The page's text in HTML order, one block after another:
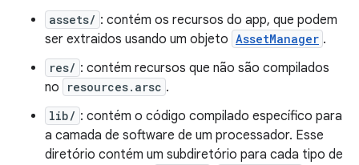
assets/ : contém os recursos do app, que podem
ser extraidos usando um objeto AssetManager .
res/ : contém recursos que não são compilados
no
resources.arsc .
lib/ : contém o código compilado específico para
a camada de software de um processador. Esse
diretório contém um subdiretório para cada tipo de